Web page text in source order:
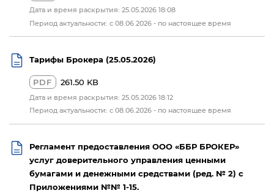
Дата и время раскрытия: 25.05.2026 18:08
Период актуальности: с 08.06.2026 - по настоящее время
Тарифы Брокера (25.05.2026)
PDF 261.50 KB
Дата и время раскрытия: 25.05.2026 18:12
Период актуальности: с 08.06.2026 - по настоящее время
Регламент предоставления ООО «ББР БРОКЕР»
услуг доверительного управления ценными
бумагами и денежными средствами (ред. № 2) с
Приложениями №№ 1-15.